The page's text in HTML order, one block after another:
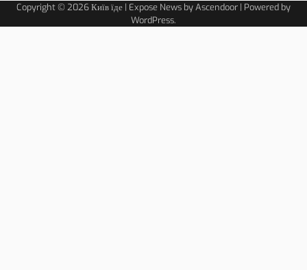
Copyright © 2026Київ їде | Expose News byAscendoor | Powered by
WordPress.